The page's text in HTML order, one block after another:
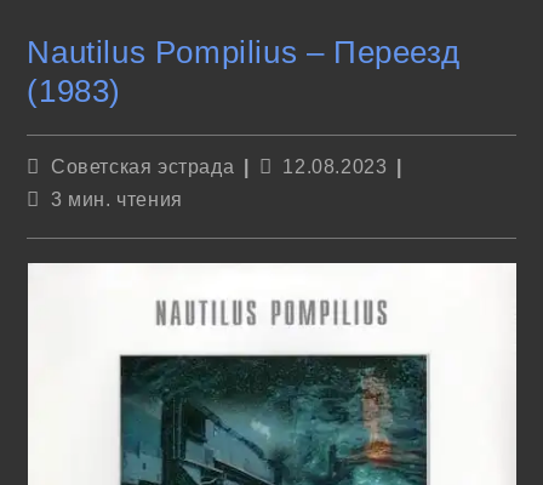
Nautilus Pompilius – Переезд
(1983)
Рубрика
Советская эстрада
Запись
12.08.2023
Время
3 мин. чтения